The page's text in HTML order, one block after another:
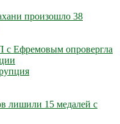
произошло 38
Ефремовым опровергла
лишили 15 медалей с